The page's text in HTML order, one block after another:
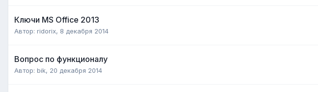
Ключи MS Office 2013
Автор: ridorix, 8 декабря 2014
Вопрос по функционалу
Автор: bik, 20 декабря 2014